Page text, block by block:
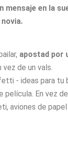
mensaje en la
apostad por
vez de un vals.
película. En vez
aviones de